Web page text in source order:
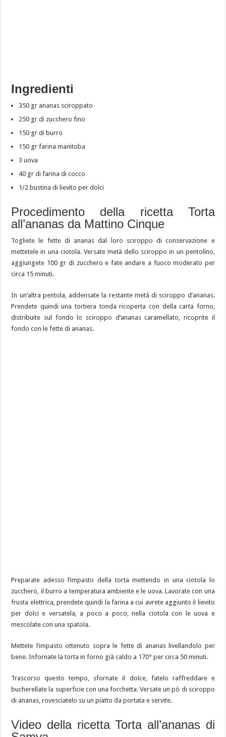
Ingredienti
350 gr ananas sciroppato
250 gr di zucchero fino
150 gr di burro
150 gr farina manitoba
3 uova
40 gr di farina di cocco
1/2 bustina di lievito per dolci
Procedimento della ricetta Torta
all’ananas da Mattino Cinque
Togliete le fette di ananas dal loro sciroppo di conservazione e
mettetele in una ciotola. Versate metà dello sciroppo in un pentolino,
aggiungete 100 gr di zucchero e fate andare a fuoco moderato per
circa 15 minuti.
In un’altra pentola, addensate la restante metà di sciroppo d’ananas.
Prendete quindi una tortiera tonda ricoperta con della carta forno,
distribuite sul fondo lo sciroppo d’ananas caramellato, ricoprite il
fondo con le fette di ananas.
Preparate adesso l’impasto della torta mettendo in una ciotola lo
zucchero, il burro a temperatura ambiente e le uova. Lavorate con una
frusta elettrica, prendete quindi la farina a cui avrete aggiunto il lievito
per dolci e versatela, a poco a poco, nella ciotola con le uova e
mescolate con una spatola.
Mettete l’impasto ottenuto sopra le fette di ananas livellandolo per
bene. Infornate la torta in forno già caldo a 170° per circa 50 minuti.
Trascorso questo tempo, sfornate il dolce, fatelo raffreddare e
bucherellate la superficie con una forchetta. Versate un pò di sciroppo
di ananas, rovesciatelo su un piatto da portata e servite.
Video della ricetta Torta all’ananas di